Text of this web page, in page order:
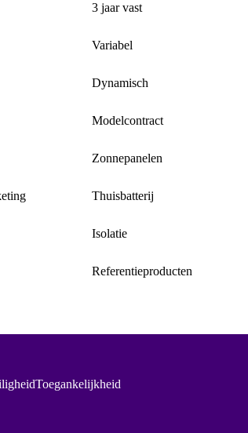
3 jaar vast
Variabel
Dynamisch
Modelcontract
Zonnepanelen
Thuisbatterij
Isolatie
Referentieproducten
Toegankelijkheid